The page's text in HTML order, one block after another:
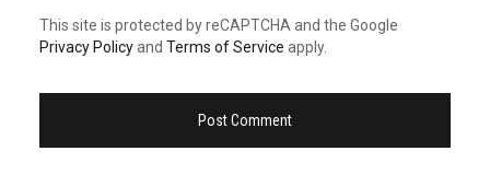
This site is protected by reCAPTCHA and the Google
Privacy Policyand Terms of Service apply.